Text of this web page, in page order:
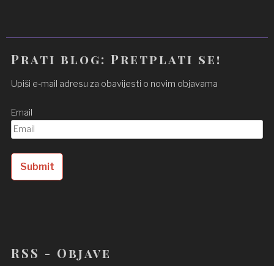
Prati blog: Pretplati se!
Upiši e-mail adresu za obavijesti o novim objavama
Email
RSS - Objave